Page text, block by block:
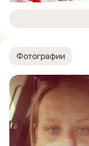
Фотографии